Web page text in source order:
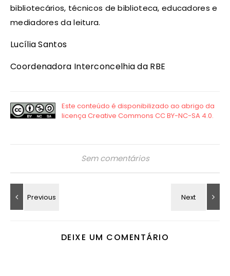
bibliotecários, técnicos de biblioteca, educadores e
mediadores da leitura.
Lucília Santos
Coordenadora Interconcelhia da RBE
Sem comentários
DEIXE UM COMENTÁRIO